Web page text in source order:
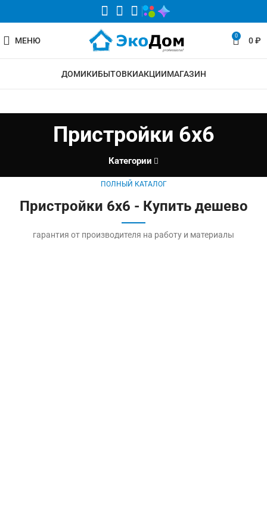
МЕНЮ 0 0₽
ДОМИКИБЫТОВКИАКЦИИМАГАЗИН
Пристройки 6х6
Категории
ПОЛНЫЙ КАТАЛОГ
Пристройки 6х6 - Купить дешево
гарантия от производителя на работу и материалы